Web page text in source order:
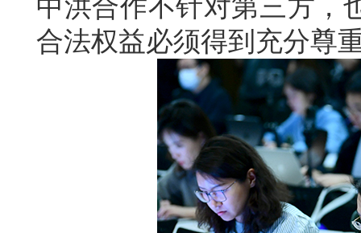
中洪合作不针对第三方，
合法权益必须得到充分尊